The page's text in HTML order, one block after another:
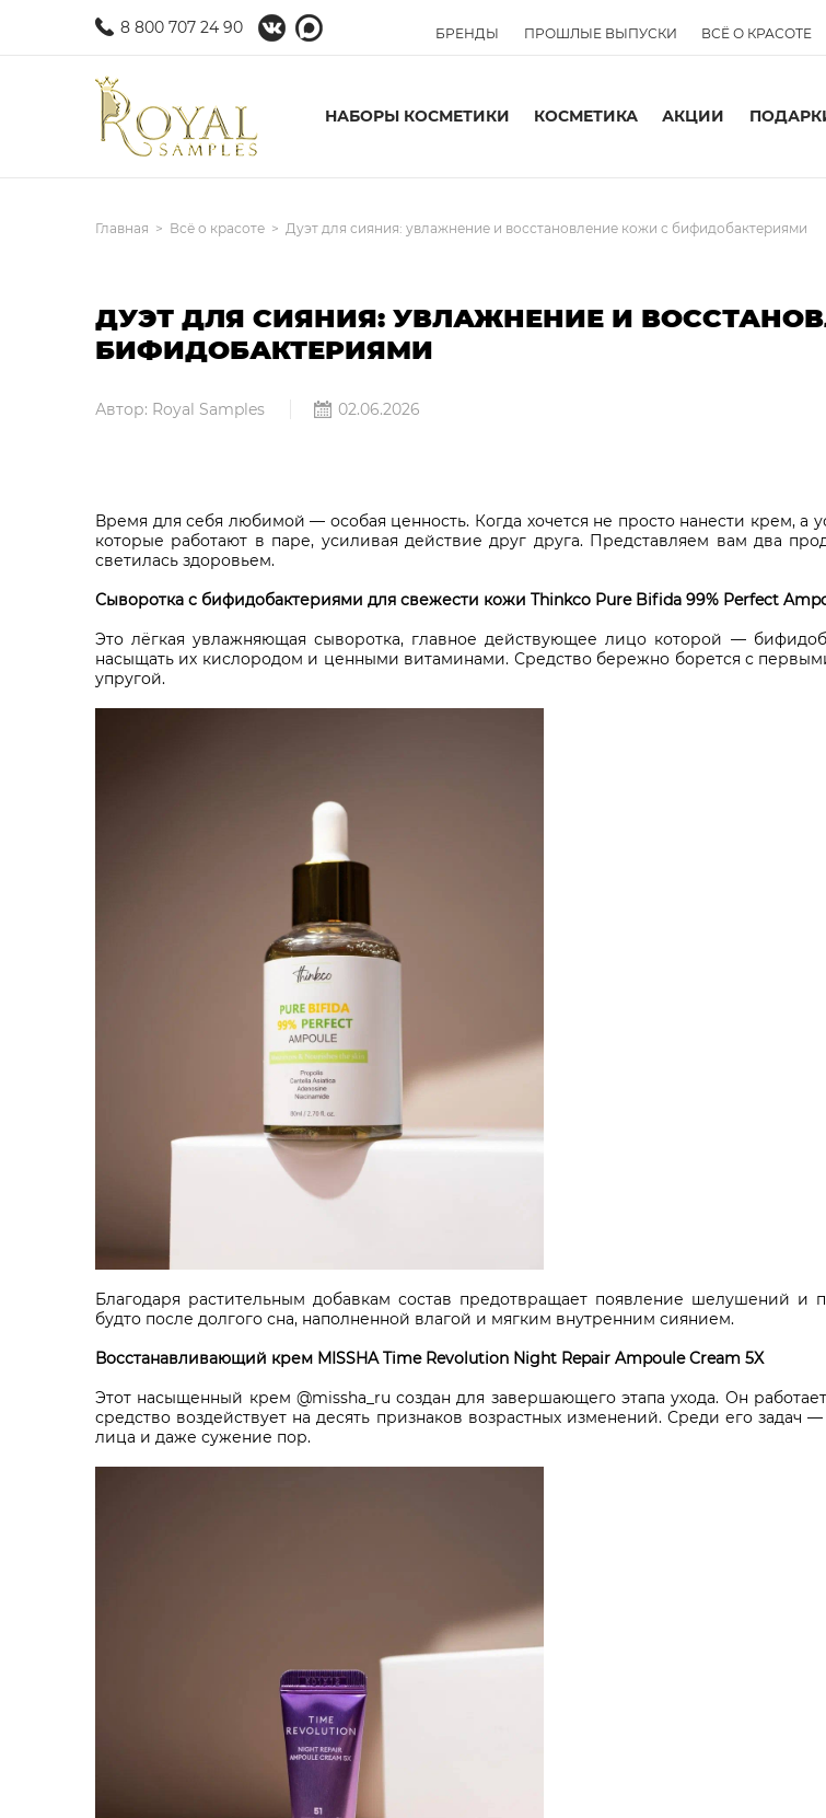
8 800 707 24 90 БРЕНДЫ ПРОШЛЫЕ ВЫПУСКИ ВСЁ О КРАСОТЕ
НАБОРЫ КОСМЕТИКИ КОСМЕТИКА АКЦИИ
Главная Всё о красоте Дуэт для сияния: увлажнение и восстановление кожи с бифидобактериями
ДУЭТ ДЛЯ СИЯНИЯ: УВЛАЖНЕНИЕ И
БИФИДОБАКТЕРИЯМИ
Автор: Royal Samples 02.06.2026
Время для себя любимой — особая ценность. Когда хочется не просто нанести крем, а
которые работают в паре, усиливая действие друг друга. Представляем вам два
светилась здоровьем.
Сыворотка с бифидобактериями для свежести кожи Thinkco Pure Bifida 99% Perfect
Это лёгкая увлажняющая сыворотка, главное действующее лицо которой —
насыщать их кислородом и ценными витаминами. Средство бережно борется с
упругой.
Благодаря растительным добавкам состав предотвращает появление шелушений и
будто после долгого сна, наполненной влагой и мягким внутренним сиянием.
Восстанавливающий крем MISSHA Time Revolution Night Repair Ampoule Cream 5X
Этот насыщенный крем @missha_ru создан для завершающего этапа ухода. Он
средство воздействует на десять признаков возрастных изменений. Среди его
лица и даже сужение пор.